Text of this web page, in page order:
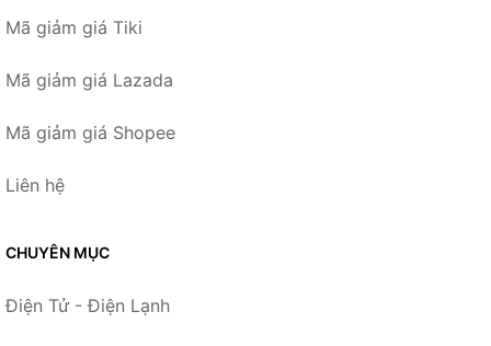
Mã giảm giá Tiki
Mã giảm giá Lazada
Mã giảm giá Shopee
Liên hệ
CHUYÊN MỤC
Điện Tử - Điện Lạnh